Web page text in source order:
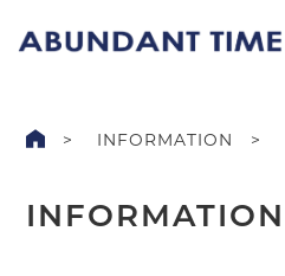
INFORMATION
INFORMATION